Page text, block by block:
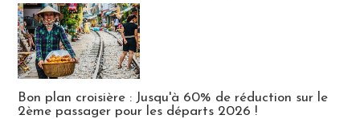
Bon plan croisière : Jusqu'à 60% de réduction sur le
2ème passager pour les départs 2026 !